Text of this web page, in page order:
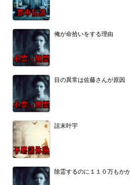
俺が命拾いをする理由
目の異常は佐藤さんが原因
詛末叶宇
除霊するのに１１０万もか